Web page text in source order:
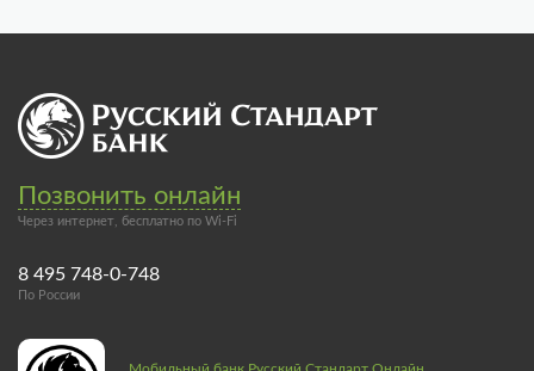
Позвонить онлайн
Через интернет, бесплатно по Wi-Fi
8 495 748-0-748
По России